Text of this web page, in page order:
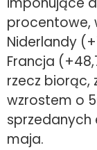
procentowe,
Niderlandy
Francja
rzecz biorąc,
wzrostem o
sprzedanych
maja.